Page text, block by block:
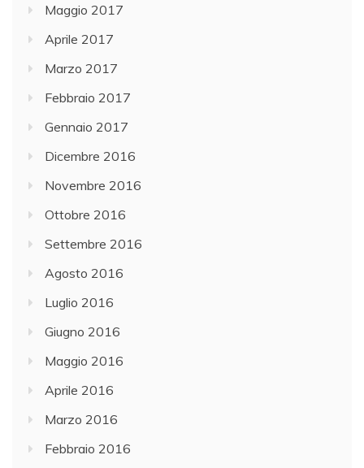
Maggio 2017
Aprile 2017
Marzo 2017
Febbraio 2017
Gennaio 2017
Dicembre 2016
Novembre 2016
Ottobre 2016
Settembre 2016
Agosto 2016
Luglio 2016
Giugno 2016
Maggio 2016
Aprile 2016
Marzo 2016
Febbraio 2016